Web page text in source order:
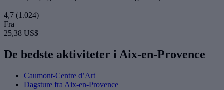
4,7 (1.024)
Fra
25,38 US$
De bedste aktiviteter i Aix-en-Provence
Caumont-Centre d’Art
Dagsture fra Aix-en-Provence